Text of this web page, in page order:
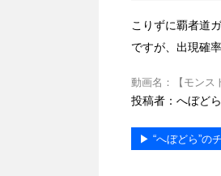
こりずに覇者道
ですが、出現確
動画名：【モンス
投稿者：へぼどら
▶︎ “へぼどら”の